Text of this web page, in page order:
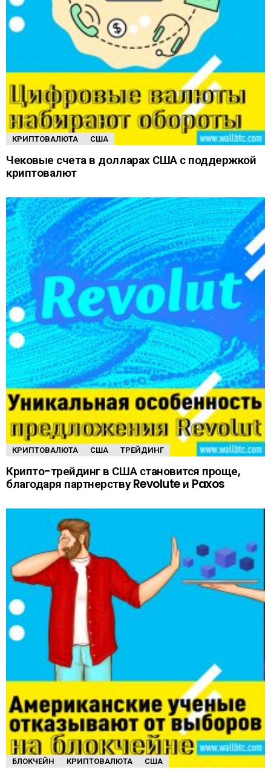
КРИПТОВАЛЮТА США
Чековые счета в долларах США с поддержкой
криптовалют
КРИПТОВАЛЮТА США ТРЕЙДИНГ
Крипто-трейдинг в США становится проще,
благодаря партнерству Revolute и Paxos
БЛОКЧЕЙН КРИПТОВАЛЮТА США